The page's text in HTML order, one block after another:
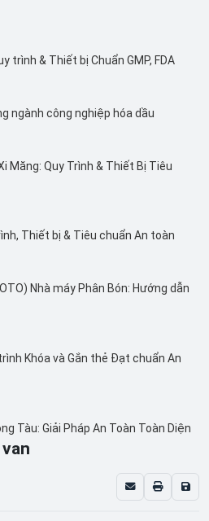
trình & Thiết bị Chuẩn GMP, FDA
ngành công nghiệp hóa dầu
Măng: Quy Trình & Thiết Bị Tiêu
Thiết bị & Tiêu chuẩn An toàn
Nhà máy Phân Bón: Hướng dẫn
Khóa và Gắn thẻ Đạt chuẩn An
Tàu: Giải Pháp An Toàn Toàn Diện